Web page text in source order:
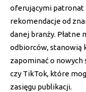
oferującymi patronat
rekomendacje od
danej branży. Płatne
odbiorców, stanowią
zapominać o
czy TikTok, które
zasięgu publikacji.